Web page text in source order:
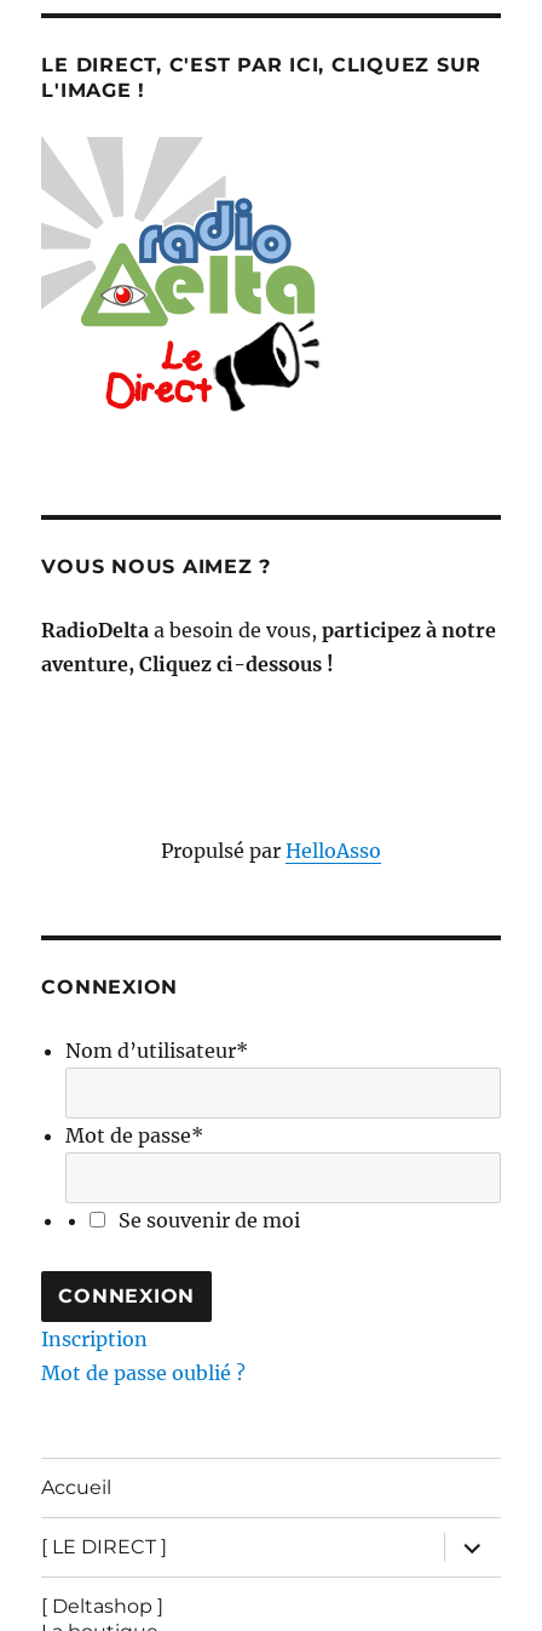
LE DIRECT, C'EST PAR ICI, CLIQUEZ SUR
L'IMAGE !
VOUS NOUS AIMEZ ?
RadioDelta a besoin de vous,participez à notre
aventure, Cliquez ci-dessous !
Propulsé par HelloAsso
CONNEXION
Nom d’utilisateur*
Mot de passe*
Se souvenir de moi
Inscription
Mot de passe oublié ?
Accueil
[ LE DIRECT ]
ouvrir
le
sous-
[ Deltashop ]